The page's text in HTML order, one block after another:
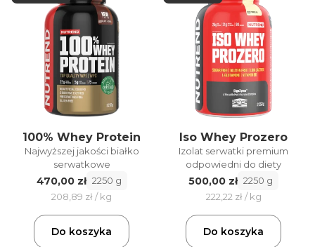
100% Whey Protein
Najwyższej jakości białko
serwatkowe
470,00 zł 2250 g
208,89 zł / kg
Do koszyka
Iso Whey Prozero
Izolat serwatki premium
odpowiedni do diety
500,00 zł 2250 g
222,22 zł / kg
Do koszyka